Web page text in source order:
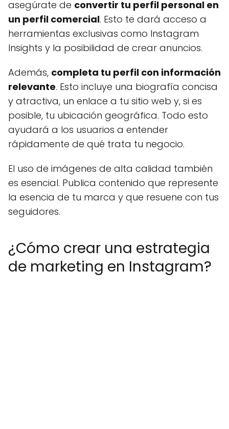
asegúrate de convertir tu perfil personal en
un perfil comercial. Esto te dará acceso a
herramientas exclusivas como Instagram
Insights y la posibilidad de crear anuncios.
Además, completa tu perfil con información
relevante. Esto incluye una biografía concisa
y atractiva, un enlace a tu sitio web y, si es
posible, tu ubicación geográfica. Todo esto
ayudará a los usuarios a entender
rápidamente de qué trata tu negocio.
El uso de imágenes de alta calidad también
es esencial. Publica contenido que represente
la esencia de tu marca y que resuene con tus
seguidores.
¿Cómo crear una estrategia
de marketing en Instagram?